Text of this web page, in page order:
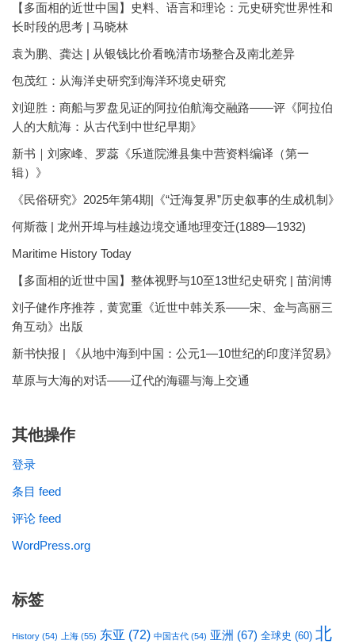
【多面相的近世中国】史料、语言和理论：元史研究世界性和
长时段的思考 | 马晓林
袁为鹏、龚达 | 从银钱比价看晚清市场整合及南北差异
包茂红：从海洋史研究到海洋环境史研究
刘迎胜：商船与罗盘见证的阿拉伯航海交融路——评《阿拉伯
人的大航海：从古代到中世纪早期》
新书｜刘家峰、罗蕊《乐道院潍县集中营资料编译（第一
辑）》
《民俗研究》2025年第4期|《“迁海复界”历史叙事的生成机制》
何斯薇 | 龙州开埠与桂越边境交通地理变迁(1889—1932)
Maritime History Today
【多面相的近世中国】整体视野与10至13世纪史研究 | 苗润博
刘子健作序推荐，黄宽重《近世中韩关系——宋、金与高丽三
角互动》出版
新书快报 | 《从地中海到中国：公元1—10世纪的印度洋贸易》
草原与大海的对话——辽代的海疆与海上交通
其他操作
登录
条目 feed
评论 feed
WordPress.org
标签
History (54) 上海 (55) 东亚 (72) 中国古代 (54) 亚洲 (67) 全球史 (60) 北